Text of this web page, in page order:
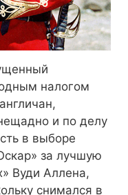
налогом
и по делу
в выборе
за лучшую
Вуди Аллена,
снимался в